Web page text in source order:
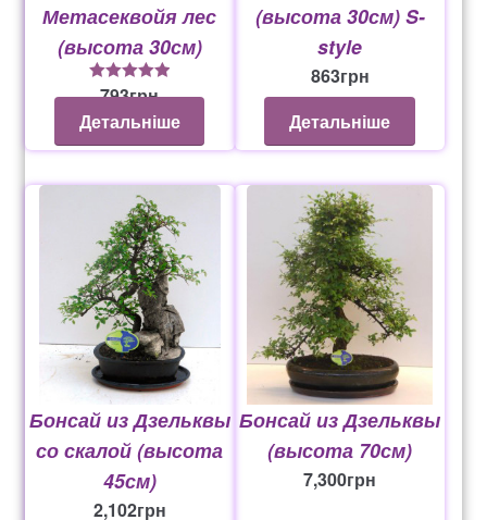
Метасеквойя лес
(высота 30см)
5из 5
793грн
Детальніше
(высота 30см) S-
style
863грн
Детальніше
Бонсай из Дзельквы
со скалой (высота
45см)
2,102грн
Бонсай из Дзельквы
(высота 70см)
7,300грн